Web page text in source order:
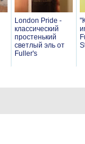
London Pride -
классический
простенький
светлый эль от
Fuller's